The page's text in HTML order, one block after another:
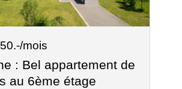
mois
: Bel appartement de
au 6ème étage